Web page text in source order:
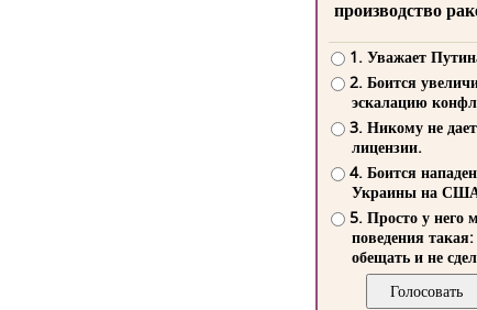
производство
1. Уважает
2. Боится
эскалацию
3. Никому не
лицензии.
4. Боится
Украины на
5. Просто у него
поведения такая:
обещать и не